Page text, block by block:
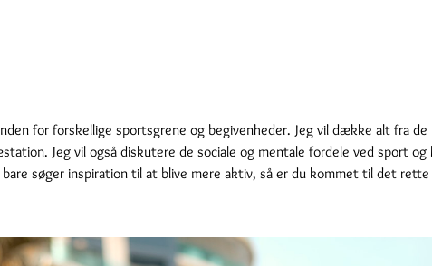
for forskellige sportsgrene og begivenheder. Jeg vil dække alt fra
Jeg vil også diskutere de sociale og mentale fordele ved sport og
søger inspiration til at blive mere aktiv, så er du kommet til det